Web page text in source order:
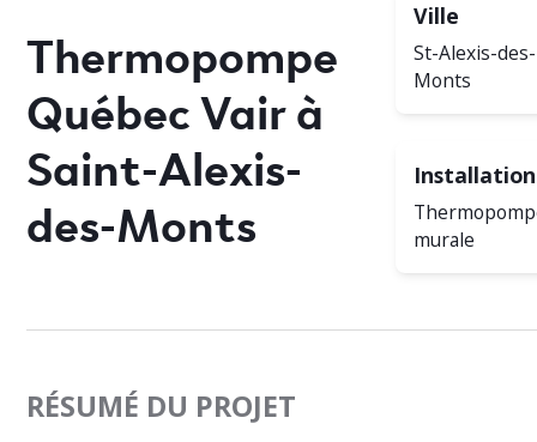
Thermopompe
Québec Vair à
Saint-Alexis-
des-Monts
Ville
St-Alexis-des-
Monts
Installation
murale
RÉSUMÉ DU PROJET